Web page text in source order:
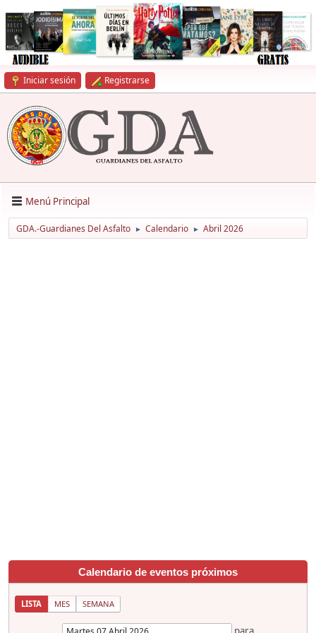
Iniciar sesión Registrarse
Menú Principal
GDA.-Guardianes Del Asfalto ► Calendario ► Abril 2026
Calendario de eventos próximos
LISTA MES SEMANA